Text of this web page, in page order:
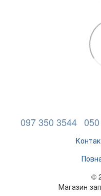
097 350 3544
©
Магазин